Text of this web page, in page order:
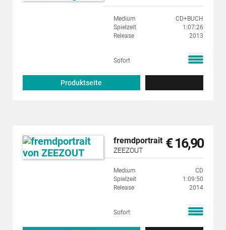
Medium
CD+BUCH
Spielzeit
1:07:26
Release
2013
Sofort
Produktseite
fremdportrait
ZEEZOUT € 16,90
Medium
CD
Spielzeit
1:09:50
Release
2014
Sofort